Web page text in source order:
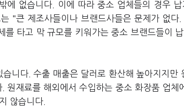
에 없습니다. 이에 따라 중소 업체들의 경우
"큰 제조사들이나 브랜드사들은 문제가 없다
를 타고 막 규모를 키워가는 중소 브랜드들이
니다. 수출 매출은 달러로 환산해 높아지지만
원재료를 해외에서 수입하는 중소 화장품 업체
않습니다.